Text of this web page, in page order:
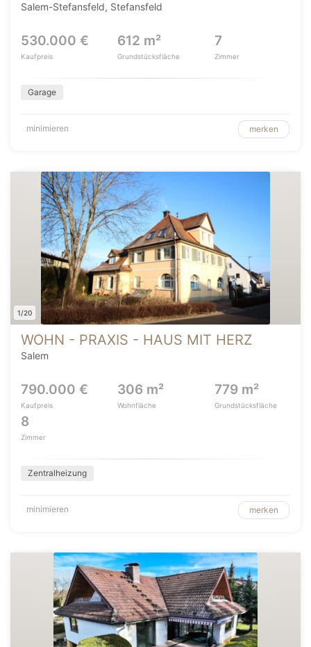
Salem-Stefansfeld, Stefansfeld
530.000 €
Kaufpreis
612 m²
Grundstücksfläche
7
Zimmer
Garage
minimieren merken
1/20
WOHN - PRAXIS - HAUS MIT HERZ
Salem
790.000 €
Kaufpreis
306 m²
Wohnfläche
779 m²
Grundstücksfläche
8
Zimmer
Zentralheizung
minimieren merken